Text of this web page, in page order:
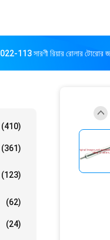
022-113 সারণী রিয়ার রোলার টোরোর
(410)
(361)
(123)
(62)
(24)